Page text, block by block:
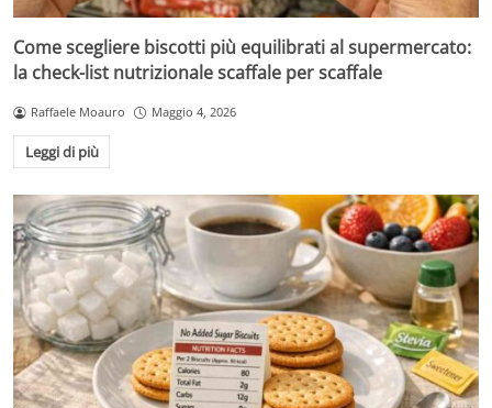
Come scegliere biscotti più equilibrati al supermercato:
la check-list nutrizionale scaffale per scaffale
Raffaele Moauro Maggio 4, 2026
Leggi di più